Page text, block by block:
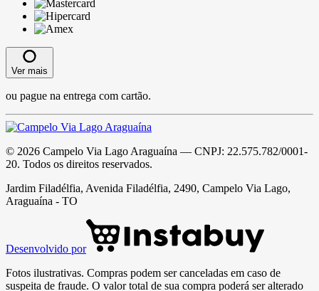
Ver mais
ou pague na entrega com cartão.
© 2026 Campelo Via Lago Araguaína — CNPJ: 22.575.782/0001-
20. Todos os direitos reservados.
Jardim Filadélfia, Avenida Filadélfia, 2490, Campelo Via Lago,
Araguaína - TO
Desenvolvido por
Fotos ilustrativas. Compras podem ser canceladas em caso de
suspeita de fraude. O valor total de sua compra poderá ser alterado